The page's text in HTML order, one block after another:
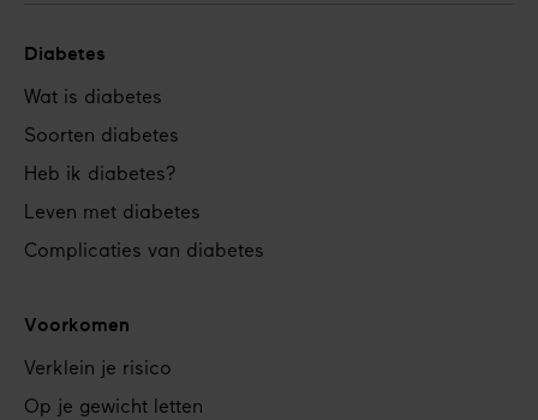
Footer
navigation
Diabetes
Wat is diabetes
Soorten diabetes
Heb ik diabetes?
Leven met diabetes
Complicaties van diabetes
Voorkomen
Verklein je risico
Op je gewicht letten